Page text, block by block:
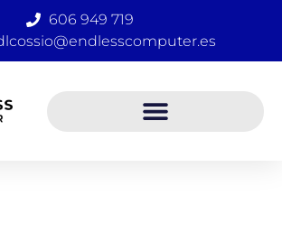
606 949 719